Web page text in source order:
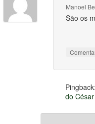
Manoel
São os
Pingback:
do